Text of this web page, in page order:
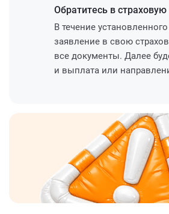
Обратитесь в страховую
В течение
заявление в свою
все документы. Далее
и выплата или